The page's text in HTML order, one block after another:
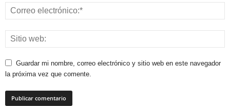
Guardar mi nombre, correo electrónico y sitio web en este navegador
la próxima vez que comente.